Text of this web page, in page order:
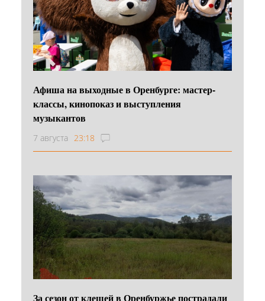
Афиша на выходные в Оренбурге: мастер-
классы, кинопоказ и выступления
музыкантов
7 августа 23:18
За сезон от клещей в Оренбуржье пострадали